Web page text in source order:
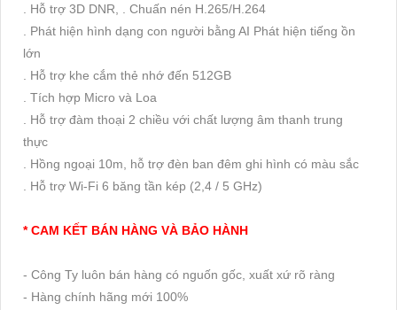
. Hỗ trợ 3D DNR, . Chuấn nén H.265/H.264
. Phát hiện hình dạng con người bằng AI Phát hiện tiếng ồn
lớn
. Hỗ trợ khe cắm thẻ nhớ đến 512GB
. Tích hợp Micro và Loa
. Hỗ trợ đàm thoại 2 chiều với chất lượng âm thanh trung
thực
. Hồng ngoại 10m, hỗ trợ đèn ban đêm ghi hình có màu sắc
. Hỗ trợ Wi-Fi 6 băng tần kép (2,4 / 5 GHz)
* CAM KẾT BÁN HÀNG VÀ BẢO HÀNH
- Công Ty luôn bán hàng có nguốn gốc, xuất xứ rõ ràng
- Hàng chính hãng mới 100%